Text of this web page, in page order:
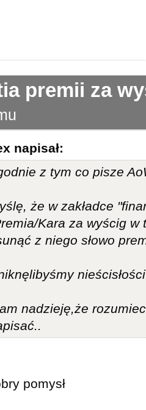
premii za
napisał:
z tym co pisze
że w zakładce
Kara za wyścig
z niego słowo
nadzieję,że
pomysł